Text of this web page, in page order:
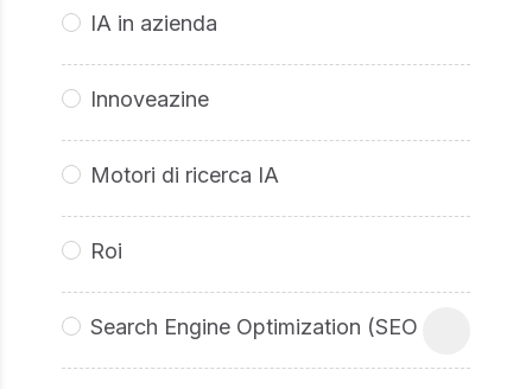
IA in azienda
Innoveazine
Motori di ricerca IA
Roi
Search Engine Optimization (SEO